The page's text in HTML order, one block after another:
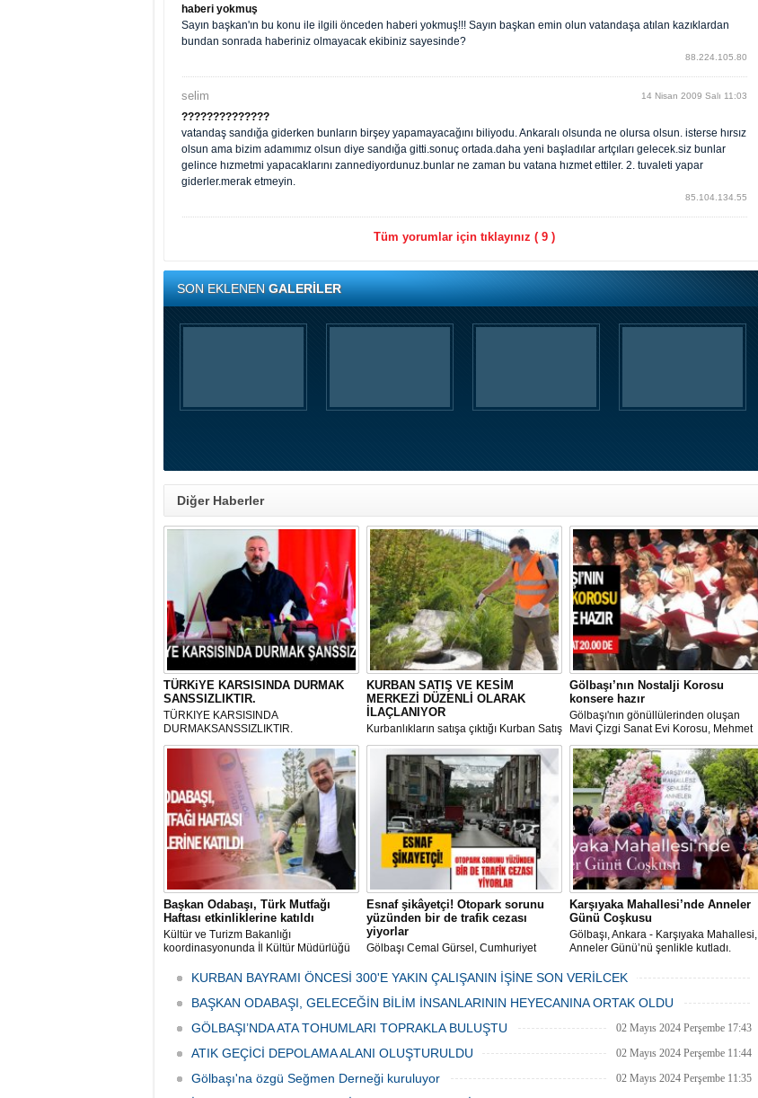
haberi yokmuş
Sayın başkan'ın bu konu ile ilgili önceden haberi yokmuş!!! Sayın başkan emin olun vatandaşa atılan kazıklardan
bundan sonrada haberiniz olmayacak ekibiniz sayesinde?
88.224.105.80
selim 14 Nisan 2009 Salı 11:03
??????????????
vatandaş sandığa giderken bunların birşey yapamayacağını biliyodu. Ankaralı olsunda ne olursa olsun. isterse hırsız
olsun ama bizim adamımız olsun diye sandığa gitti.sonuç ortada.daha yeni başladılar artçıları gelecek.siz bunlar
gelince hızmetmi yapacaklarını zannediyordunuz.bunlar ne zaman bu vatana hızmet ettiler. 2. tuvaleti yapar
giderler.merak etmeyin.
85.104.134.55
Tüm yorumlar için tıklayınız ( 9 )
SON EKLENENGALERİLER
Diğer Haberler
TÜRKiYE KARSISINDA DURMAK
SANSSIZLIKTIR.
TÜRKIYE KARSISINDA
DURMAKSANSSIZLIKTIR.
KURBAN SATIŞ VE KESİM
MERKEZİ DÜZENLİ OLARAK
İLAÇLANIYOR
Kurbanlıkların satışa çıktığı Kurban Satış
ve Kesim Merkezi, haşere ve
mikropların önüne geçilmesi amacıyla
her gün Gölbaşı Belediyesi ekipleri
tarafından düzenli olarak ilaçlanıyor.
Gölbaşı’nın Nostalji Korosu
konsere hazır
Gölbaşı'nın gönüllülerinden oluşan
Mavi Çizgi Sanat Evi Korosu, Mehmet
Akif Ersoy Kültür Merkezi’nde vereceği
konsere hızır.
Başkan Odabaşı, Türk Mutfağı
Haftası etkinliklerine katıldı
Kültür ve Turizm Bakanlığı
koordinasyonunda İl Kültür Müdürlüğü
Haftası" etkinlikleri Ankara'da devam
Esnaf şikâyetçi! Otopark sorunu
yüzünden bir de trafik cezası
yiyorlar
Gölbaşı Cemal Gürsel, Cumhuriyet
bulunan esnaf ve alışverişe gelen
vatandaşlar park cezaları yüzünden
canından bezdi.
Karşıyaka Mahallesi’nde Anneler
Günü Coşkusu
Gölbaşı, Ankara - Karşıyaka Mahallesi,
Anneler Günü’nü şenlikle kutladı.
öncülüğünde düzenlenen 1. Karşıyaka
KURBAN BAYRAMI ÖNCESİ 300'E YAKIN ÇALIŞANIN İŞİNE SON VERİLCEK
06 Mayıs 2024 Pazartesi 15:47
BAŞKAN ODABAŞI, GELECEĞİN BİLİM İNSANLARININ HEYECANINA ORTAK OLDU
06 Mayıs 2024 Pazartesi 15:31
GÖLBAŞI’NDA ATA TOHUMLARI TOPRAKLA BULUŞTU 02 Mayıs 2024 Perşembe 17:43
ATIK GEÇİCİ DEPOLAMA ALANI OLUŞTURULDU 02 Mayıs 2024 Perşembe 11:44
Gölbaşı'na özgü Seğmen Derneği kuruluyor 02 Mayıs 2024 Perşembe 11:35